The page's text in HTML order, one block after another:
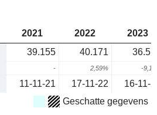
2021 2022
2023
39.155 40.171
- 2,59% -
11-11-21 17-11-22 16-11-
Geschatte gegevens